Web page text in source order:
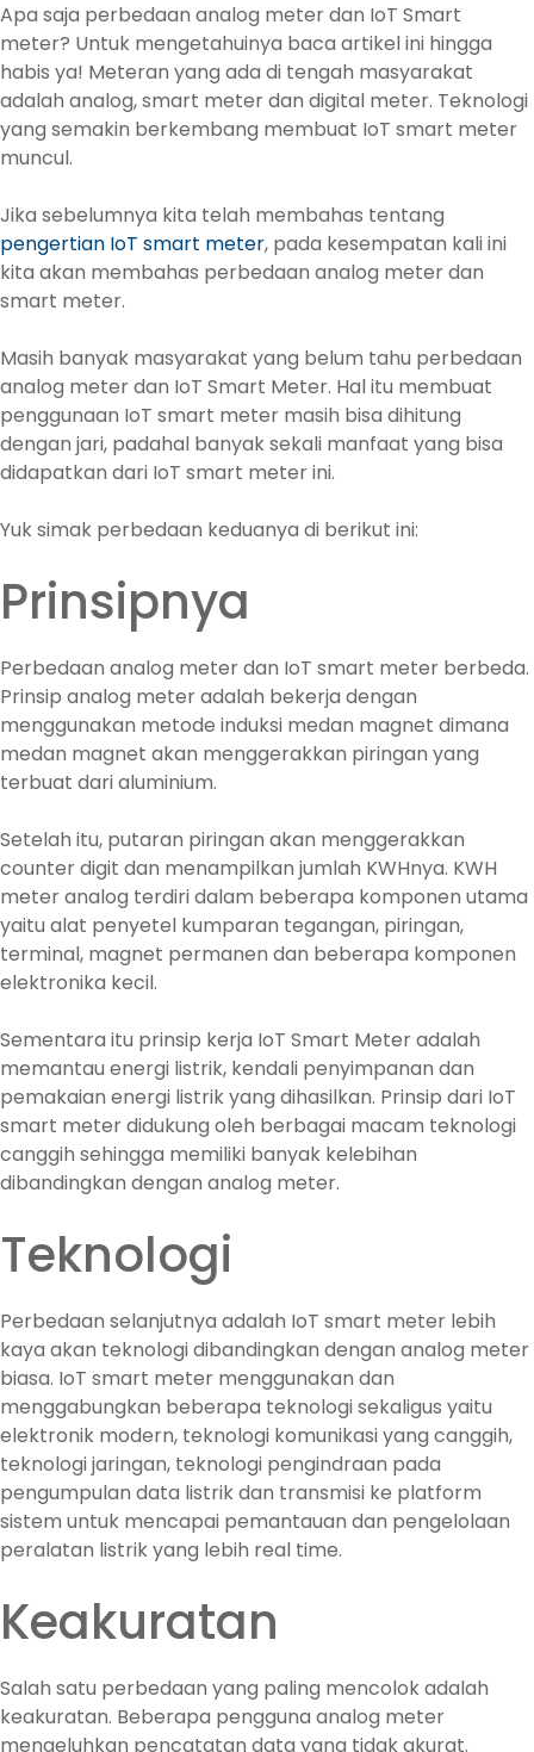
Apa saja perbedaan analog meter dan IoT Smart
meter? Untuk mengetahuinya baca artikel ini hingga
habis ya! Meteran yang ada di tengah masyarakat
adalah analog, smart meter dan digital meter. Teknologi
yang semakin berkembang membuat IoT smart meter
muncul.
Jika sebelumnya kita telah membahas tentang
pengertian IoT smart meter, pada kesempatan kali ini
kita akan membahas perbedaan analog meter dan
smart meter.
Masih banyak masyarakat yang belum tahu perbedaan
analog meter dan IoT Smart Meter. Hal itu membuat
penggunaan IoT smart meter masih bisa dihitung
dengan jari, padahal banyak sekali manfaat yang bisa
didapatkan dari IoT smart meter ini.
Yuk simak perbedaan keduanya di berikut ini:
Prinsipnya
Perbedaan analog meter dan IoT smart meter berbeda.
Prinsip analog meter adalah bekerja dengan
menggunakan metode induksi medan magnet dimana
medan magnet akan menggerakkan piringan yang
terbuat dari aluminium.
Setelah itu, putaran piringan akan menggerakkan
counter digit dan menampilkan jumlah KWHnya. KWH
meter analog terdiri dalam beberapa komponen utama
yaitu alat penyetel kumparan tegangan, piringan,
terminal, magnet permanen dan beberapa komponen
elektronika kecil.
Sementara itu prinsip kerja IoT Smart Meter adalah
memantau energi listrik, kendali penyimpanan dan
pemakaian energi listrik yang dihasilkan. Prinsip dari IoT
smart meter didukung oleh berbagai macam teknologi
canggih sehingga memiliki banyak kelebihan
dibandingkan dengan analog meter.
Teknologi
Perbedaan selanjutnya adalah IoT smart meter lebih
kaya akan teknologi dibandingkan dengan analog meter
biasa. IoT smart meter menggunakan dan
menggabungkan beberapa teknologi sekaligus yaitu
elektronik modern, teknologi komunikasi yang canggih,
teknologi jaringan, teknologi pengindraan pada
pengumpulan data listrik dan transmisi ke platform
sistem untuk mencapai pemantauan dan pengelolaan
peralatan listrik yang lebih real time.
Keakuratan
Salah satu perbedaan yang paling mencolok adalah
keakuratan. Beberapa pengguna analog meter
mengeluhkan pencatatan data yang tidak akurat.